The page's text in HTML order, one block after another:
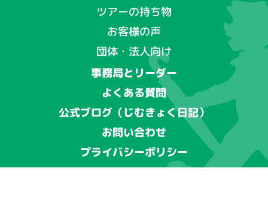
ツアーの持ち物
お客様の声
団体・法人向け
事務局とリーダー
よくある質問
公式ブログ（じむきょく日記）
お問い合わせ
プライバシーポリシー